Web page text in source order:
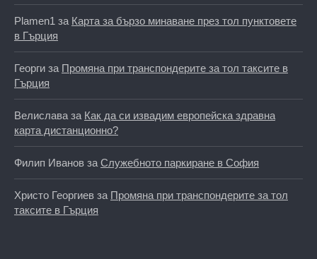
Plamen1 за Карта за бързо минаване през тол пунктовете
в Гърция
Георги за Промяна при транспондерите за тол таксите в
Гърция
Велислава за Как да си извадим европейска здравна
карта дистанционно?
Филип Иванов за Служебното паркиране в София
Христо Георгиев за Промяна при транспондерите за тол
таксите в Гърция